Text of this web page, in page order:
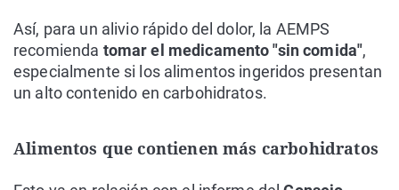
Así, para un alivio rápido del dolor, la AEMPS
recomienda tomar el medicamento "sin comida",
especialmente si los alimentos ingeridos presentan
un alto contenido en carbohidratos.
Alimentos que contienen más carbohidratos